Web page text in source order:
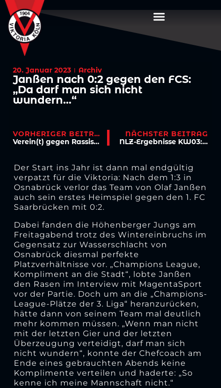
20. Januar 2023 Archiv
Janßen nach 0:2 gegen den FCS:
„Da darf man sich nicht
wundern…“
VORHERIGER BEITRAG
Verein(t) gegen Rassismus: Viktoria und FCS mit klarer Kante
NÄCHSTER BEITRAG
NLZ-Ergebnisse KW03: U11 überzeugt in der Halle, U19 schlägt Herrenmannschaft
Der Start ins Jahr ist dann mal endgültig
verpatzt für die Viktoria: Nach dem 1:3 in
Osnabrück verlor das Team von Olaf Janßen
auch sein erstes Heimspiel gegen den 1. FC
Saarbrücken mit 0:2.
Dabei fanden die Höhenberger Jungs am
Freitagabend trotz des Wintereinbruchs im
Gegensatz zur Wasserschlacht von
Osnabrück diesmal perfekte
Platzverhältnisse vor. „Champions League,
Kompliment an die Stadt“, lobte Janßen
den Rasen im Interview mit MagentaSport
vor der Partie. Doch um an die „Champions-
League-Plätze der 3. Liga“ heranzurücken,
hätte dann von seinem Team mal deutlich
mehr kommen müssen. „Wenn man nicht
mit der letzten Gier und der letzten
Überzeugung verteidigt, darf man sich
nicht wundern“, konnte der Chefcoach am
Ende eines gebrauchten Abends keine
Komplimente verteilen und haderte: „So
kenne ich meine Mannschaft nicht.“